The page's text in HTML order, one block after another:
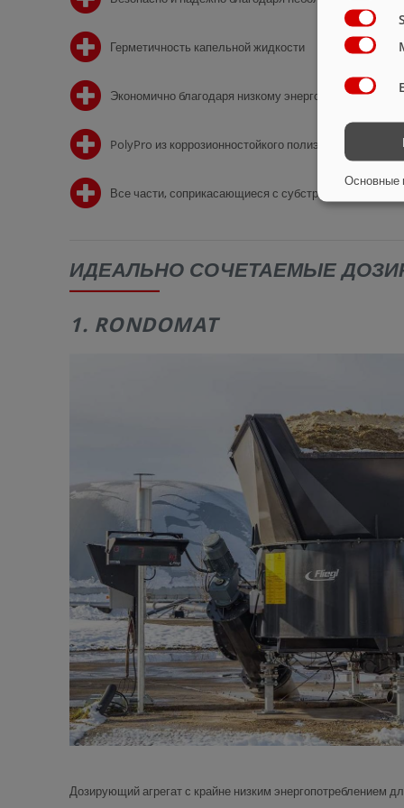
Герметичность капельной жидкости
Экономично благодаря низкому энергопотреблению,
PolyPro из коррозионностойкого полиэтилена
Все части, соприкасающиеся с субстратом, от
ИДЕАЛЬНО СОЧЕТАЕМЫЕ
1. RONDOMAT
Дозирующий агрегат с крайне низким энергопотреблением
Основные